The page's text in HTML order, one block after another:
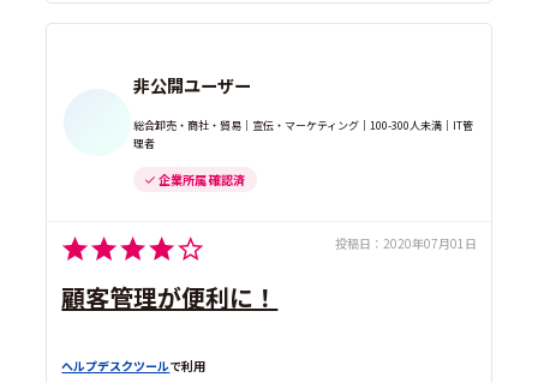
非公開ユーザー
総合卸売・商社・貿易｜宣伝・マーケティング｜100-300人未満｜IT管
理者
企業所属 確認済
投稿日： 2020年07月01日
顧客管理が便利に！
ヘルプデスクツールで利用